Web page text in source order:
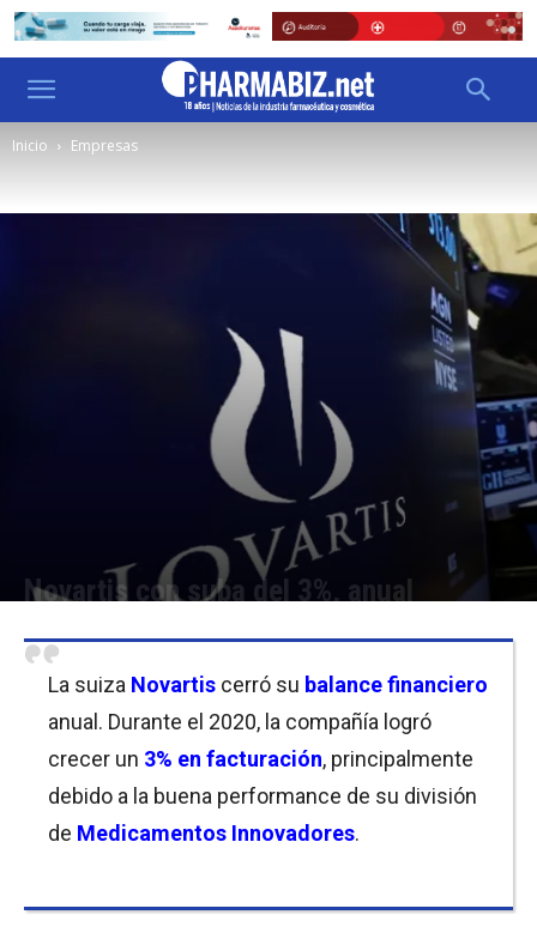
Inicio Empresas
Novartis con suba del 3%, anual
La suiza Novartis cerró su balance financiero
anual. Durante el 2020, la compañía logró
crecer un 3% en facturación, principalmente
debido a la buena performance de su división
de Medicamentos Innovadores.